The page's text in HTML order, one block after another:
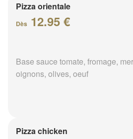
Pizza orientale
Dès 12.95 €
Base sauce tomate, fromage,
oignons, olives, oeuf
Pizza chicken